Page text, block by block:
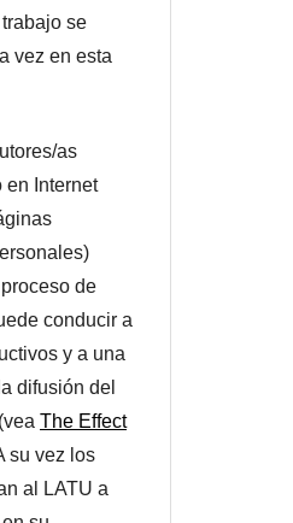
se
vez en esta
as
en Internet
de
conducir a
y a una
difusión del
The Effect
su vez los
al LATU a